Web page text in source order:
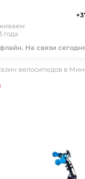
года
На связи
велосипедов в